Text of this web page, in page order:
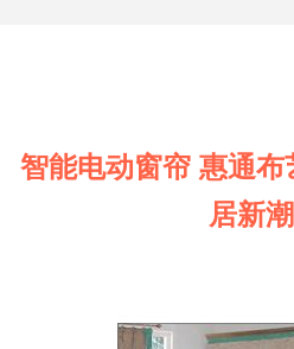
智能电动窗帘 惠通
居新